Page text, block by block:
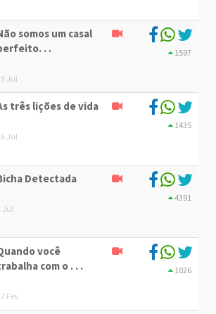
somos um casal
. .
Jul
1597
três lições de vida
Jul
1435
Detectada
Jul
4391
você
com o . . .
Fev
1026